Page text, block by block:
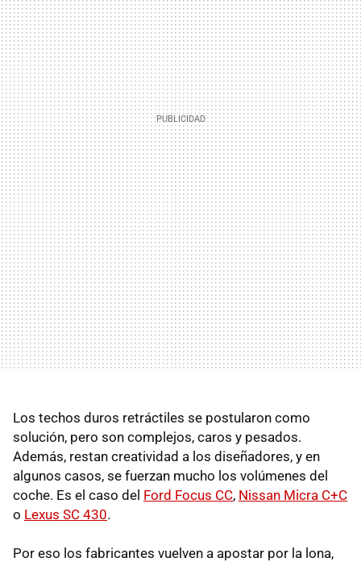
Los techos duros retráctiles se postularon como
solución, pero son complejos, caros y pesados.
Además, restan creatividad a los diseñadores, y en
algunos casos, se fuerzan mucho los volúmenes del
coche. Es el caso del Ford Focus CC, Nissan Micra C+C
o Lexus SC 430.
Por eso los fabricantes vuelven a apostar por la lona,